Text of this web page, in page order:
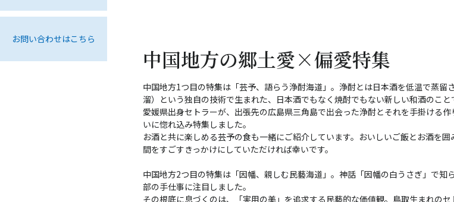
お問い合わせはこちら
中国地方の郷土愛×偏愛特集
中国地方1つ目の特集は「芸予、語らう浄酎海道」。浄酎とは日本酒を低温で蒸留
溜）という独自の技術で生まれた、日本酒でもなく焼酎でもない新しい和酒のこと
愛媛県出身セトラーが、出張先の広島県三角島で出会った浄酎とそれを手掛ける作
いに惚れ込み特集しました。
お酒と共に楽しめる芸予の食も一緒にご紹介しています。おいしいご飯とお酒を囲
間をすごすきっかけにしていただければ幸いです。
中国地方2つ目の特集は「因幡、親しむ民藝海道」。神話「因幡の白うさぎ」で知
部の手仕事に注目しました。
その根底に息づくのは、「実用の美」を追求する民藝的な価値観。鳥取生まれのセ